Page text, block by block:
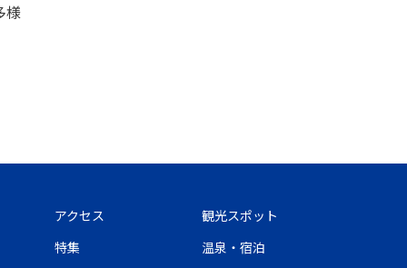
様
アクセス
観光スポット
特集
温泉・宿泊